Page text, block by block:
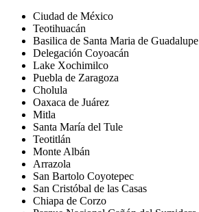
Ciudad de México
Teotihuacán
Basilica de Santa Maria de Guadalupe
Delegación Coyoacán
Lake Xochimilco
Puebla de Zaragoza
Cholula
Oaxaca de Juárez
Mitla
Santa María del Tule
Teotitlán
Monte Albán
Arrazola
San Bartolo Coyotepec
San Cristóbal de las Casas
Chiapa de Corzo